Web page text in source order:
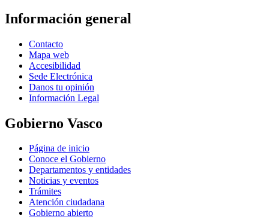
Información general
Contacto
Mapa web
Accesibilidad
Sede Electrónica
Danos tu opinión
Información Legal
Gobierno Vasco
Página de inicio
Conoce el Gobierno
Departamentos y entidades
Noticias y eventos
Trámites
Atención ciudadana
Gobierno abierto